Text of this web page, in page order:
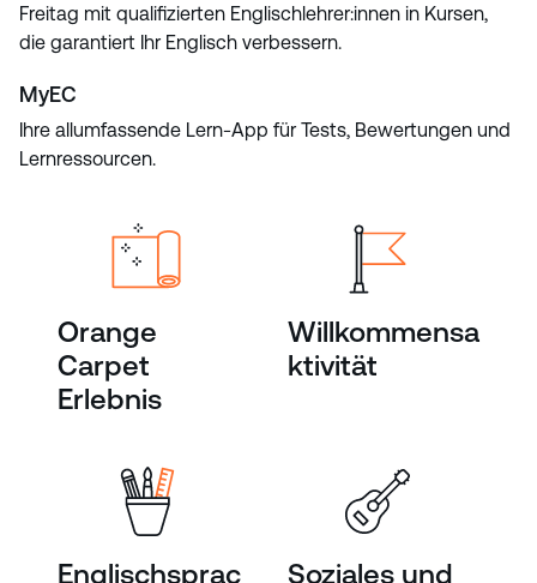
Freitag mit qualifizierten Englischlehrer:innen in Kursen,
die garantiert Ihr Englisch verbessern.
MyEC
Ihre allumfassende Lern-App für Tests, Bewertungen und
Lernressourcen.
Orange
Carpet
Erlebnis
Willkommensa
ktivität
Englischsprac Soziales und